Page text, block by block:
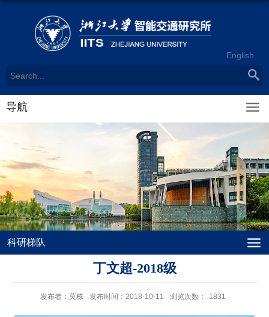
English
导航
科研梯队
丁文超-2018级
发布者：莫栋 发布时间：2018-10-11 浏览次数： 1831